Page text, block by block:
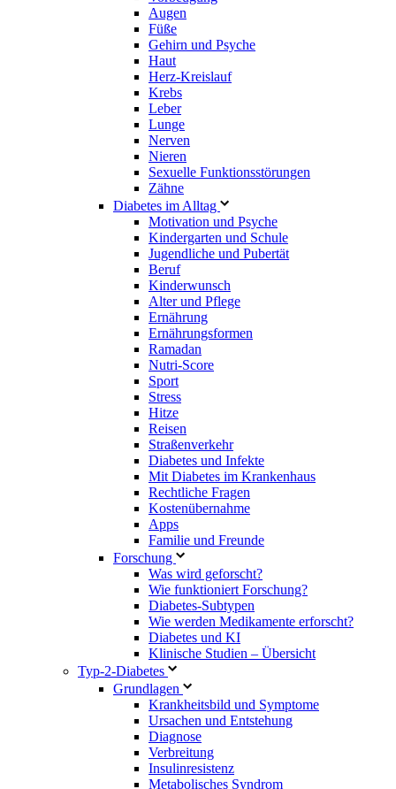
Augen
Füße
Gehirn und Psyche
Haut
Herz-Kreislauf
Krebs
Leber
Lunge
Nerven
Nieren
Sexuelle Funktionsstörungen
Zähne
Diabetes im Alltag
Motivation und Psyche
Kindergarten und Schule
Jugendliche und Pubertät
Beruf
Kinderwunsch
Alter und Pflege
Ernährung
Ernährungsformen
Ramadan
Nutri-Score
Sport
Stress
Hitze
Reisen
Straßenverkehr
Diabetes und Infekte
Mit Diabetes im Krankenhaus
Rechtliche Fragen
Kostenübernahme
Apps
Familie und Freunde
Forschung
Was wird geforscht?
Wie funktioniert Forschung?
Diabetes-Subtypen
Wie werden Medikamente erforscht?
Diabetes und KI
Klinische Studien – Übersicht
Typ-2-Diabetes
Grundlagen
Krankheitsbild und Symptome
Ursachen und Entstehung
Diagnose
Verbreitung
Insulinresistenz
Metabolisches Syndrom